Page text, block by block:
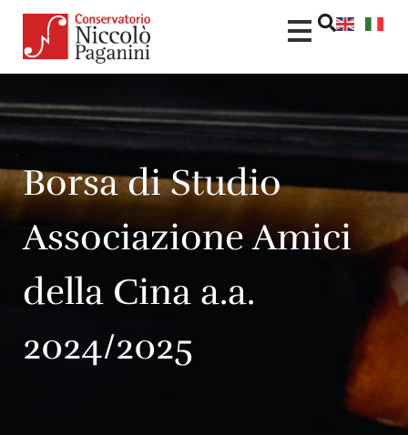
Borsa di Studio
Associazione Amici
della Cina a.a.
2024/2025